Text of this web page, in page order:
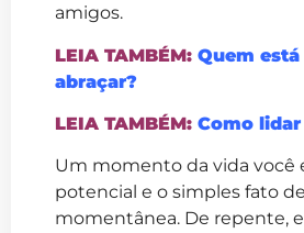
amigos.
LEIA TAMBÉM: Quem
abraçar?
LEIA TAMBÉM: Como
Um momento da vida você
potencial e o simples fato
momentânea. De repente,